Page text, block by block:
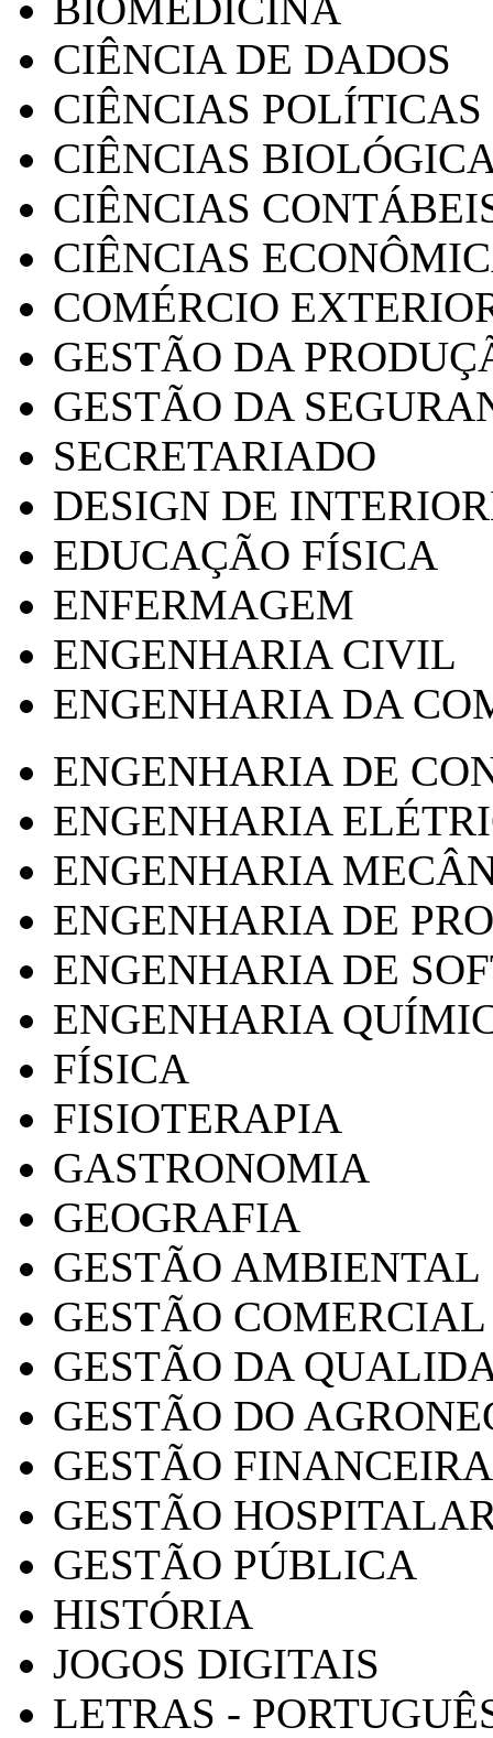
CIÊNCIA DE DADOS
CIÊNCIAS POLÍTICAS
CIÊNCIAS
CIÊNCIAS
CIÊNCIAS
COMÉRCIO
GESTÃO DA
GESTÃO DA
SECRETARIADO
DESIGN DE
EDUCAÇÃO FÍSICA
ENFERMAGEM
ENGENHARIA CIVIL
ENGENHARIA DA
ENGENHARIA DE
ENGENHARIA
ENGENHARIA
ENGENHARIA DE
ENGENHARIA DE
ENGENHARIA
FÍSICA
FISIOTERAPIA
GASTRONOMIA
GEOGRAFIA
GESTÃO AMBIENTAL
GESTÃO COMERCIAL
GESTÃO DA
GESTÃO DO
GESTÃO FINANCEIRA
GESTÃO
GESTÃO PÚBLICA
HISTÓRIA
JOGOS DIGITAIS
LETRAS -